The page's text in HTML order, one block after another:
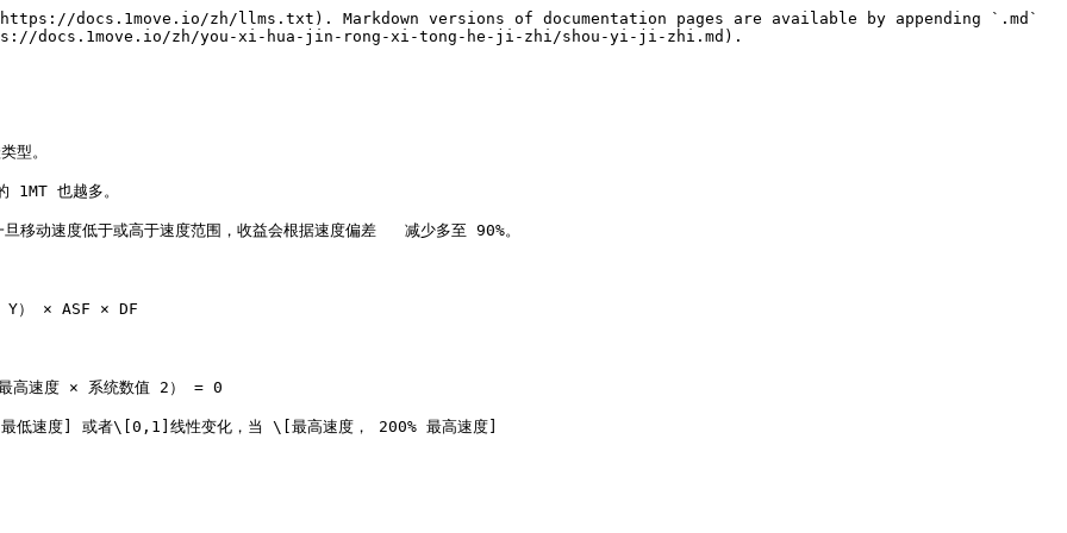
docs.1move.io/zh/llms.txt). Markdown versions of documentation pages are available by appending `.md`
docs.1move.io/zh/you-xi-hua-jin-rong-xi-tong-he-ji-zhi/shou-yi-ji-zhi.md).
型。
也越多。
速度低于或高于速度范围，收益会根据速度偏差   减少多至 90%。
Y） × ASF × DF
高速度 × 系统数值 2） = 0
低速度] 或者\[0,1]线性变化，当 \[最高速度， 200% 最高速度]